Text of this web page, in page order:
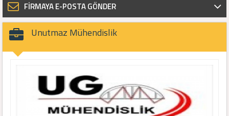
FİRMAYA E-POSTA GÖNDER
Unutmaz Mühendislik